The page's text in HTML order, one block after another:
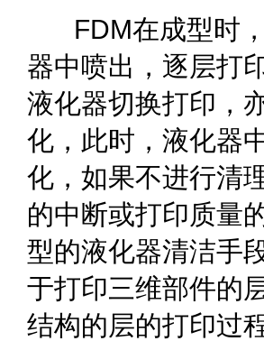
FDM在成型时
器中喷出，逐层打
液化器切换打印，
化，此时，液化器
化，如果不进行清
的中断或打印质量
型的液化器清洁手
于打印三维部件的
结构的层的打印过